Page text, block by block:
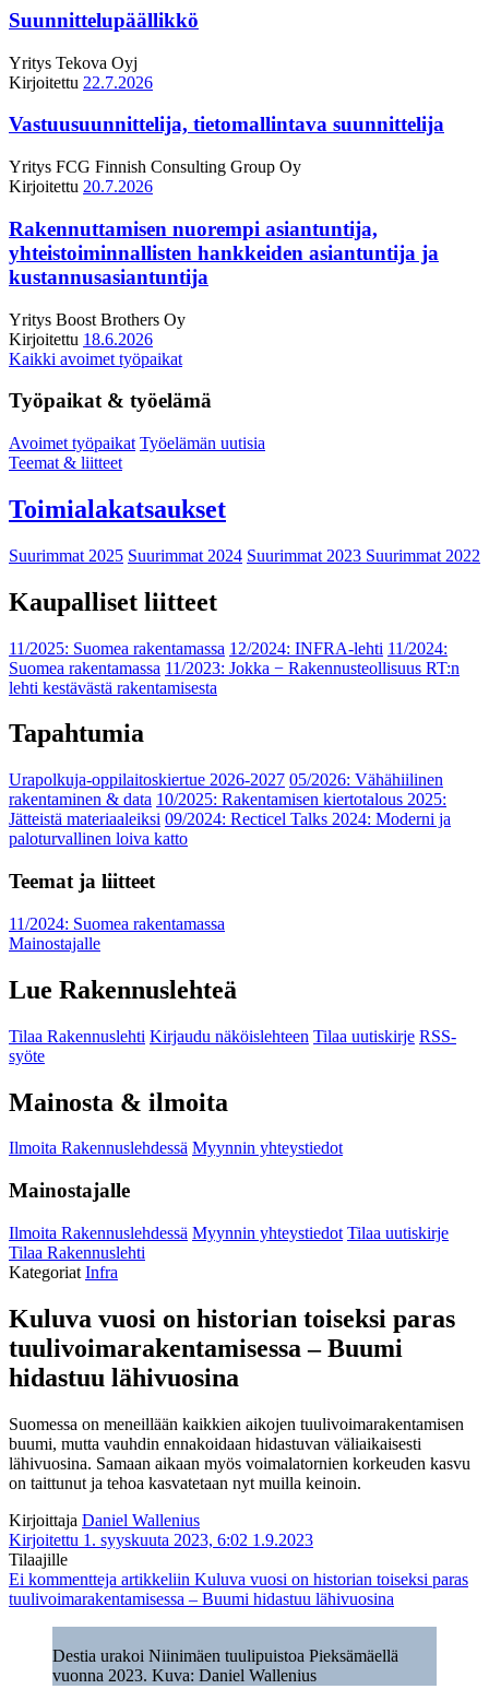
Suunnittelupäällikkö
Yritys Tekova Oyj
Kirjoitettu 22.7.2026
Vastuusuunnittelija, tietomallintava suunnittelija
Yritys FCG Finnish Consulting Group Oy
Kirjoitettu 20.7.2026
Rakennuttamisen nuorempi asiantuntija,
yhteistoiminnallisten hankkeiden asiantuntija ja
kustannusasiantuntija
Yritys Boost Brothers Oy
Kirjoitettu 18.6.2026
Kaikki avoimet työpaikat
Työpaikat & työelämä
Avoimet työpaikat Työelämän uutisia
Teemat & liitteet
Toimialakatsaukset
Suurimmat 2025 Suurimmat 2024 Suurimmat 2023 Suurimmat 2022
Kaupalliset liitteet
11/2025: Suomea rakentamassa 12/2024: INFRA-lehti 11/2024:
Suomea rakentamassa 11/2023: Jokka − Rakennusteollisuus RT:n
lehti kestävästä rakentamisesta
Tapahtumia
Urapolkuja-oppilaitoskiertue 2026-2027 05/2026: Vähähiilinen
rakentaminen & data 10/2025: Rakentamisen kiertotalous 2025:
Jätteistä materiaaleiksi 09/2024: Recticel Talks 2024: Moderni ja
paloturvallinen loiva katto
Teemat ja liitteet
11/2024: Suomea rakentamassa
Mainostajalle
Lue Rakennuslehteä
Tilaa Rakennuslehti Kirjaudu näköislehteen Tilaa uutiskirje RSS-
syöte
Mainosta & ilmoita
Ilmoita Rakennuslehdessä Myynnin yhteystiedot
Mainostajalle
Ilmoita Rakennuslehdessä Myynnin yhteystiedot Tilaa uutiskirje
Tilaa Rakennuslehti
Kategoriat Infra
Kuluva vuosi on historian toiseksi paras
tuulivoimarakentamisessa – Buumi
hidastuu lähivuosina
Suomessa on meneillään kaikkien aikojen tuulivoimarakentamisen
buumi, mutta vauhdin ennakoidaan hidastuvan väliaikaisesti
lähivuosina. Samaan aikaan myös voimalatornien korkeuden kasvu
on taittunut ja tehoa kasvatetaan nyt muilla keinoin.
Kirjoittaja Daniel Wallenius
Kirjoitettu 1. syyskuuta 2023, 6:02 1.9.2023
Tilaajille
Ei kommentteja artikkeliin Kuluva vuosi on historian toiseksi paras
tuulivoimarakentamisessa – Buumi hidastuu lähivuosina
Destia urakoi Niinimäen tuulipuistoa Pieksämäellä
vuonna 2023. Kuva: Daniel Wallenius